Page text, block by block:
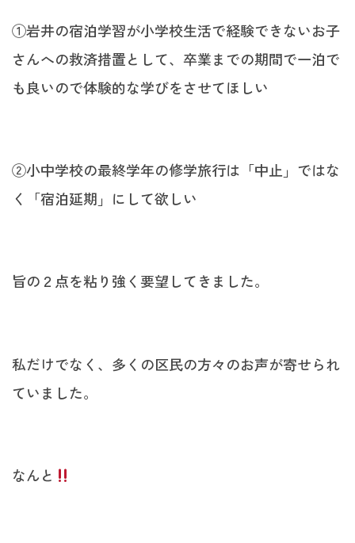
①岩井の宿泊学習が小学校生活で経験できないお子
さんへの救済措置として、卒業までの期間で一泊で
も良いので体験的な学びをさせてほしい
②小中学校の最終学年の修学旅行は「中止」ではな
く「宿泊延期」にして欲しい
旨の２点を粘り強く要望してきました。
私だけでなく、多くの区民の方々のお声が寄せられ
ていました。
なんと